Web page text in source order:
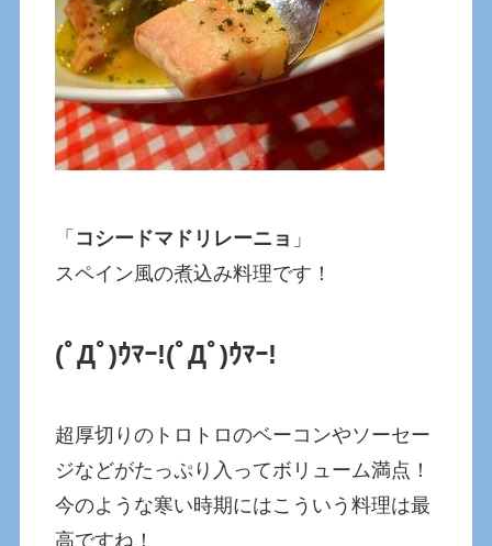
「 コシードマドリレーニョ 」
スペイン風の煮込み料理です！
(ﾟДﾟ)ｳﾏｰ!(ﾟДﾟ)ｳﾏｰ!
超厚切りのトロトロのベーコンやソーセー
ジなどがたっぷり入ってボリューム満点！
今のような寒い時期にはこういう料理は最
高ですね！